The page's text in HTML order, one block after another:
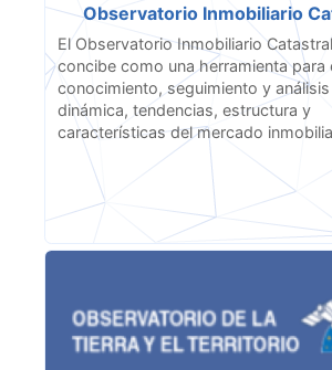
Observatorio Inmobiliario
El Observatorio Inmobiliario
concibe como una herramienta para
conocimiento, seguimiento y análisis
dinámica, tendencias, estructura y
características del mercado